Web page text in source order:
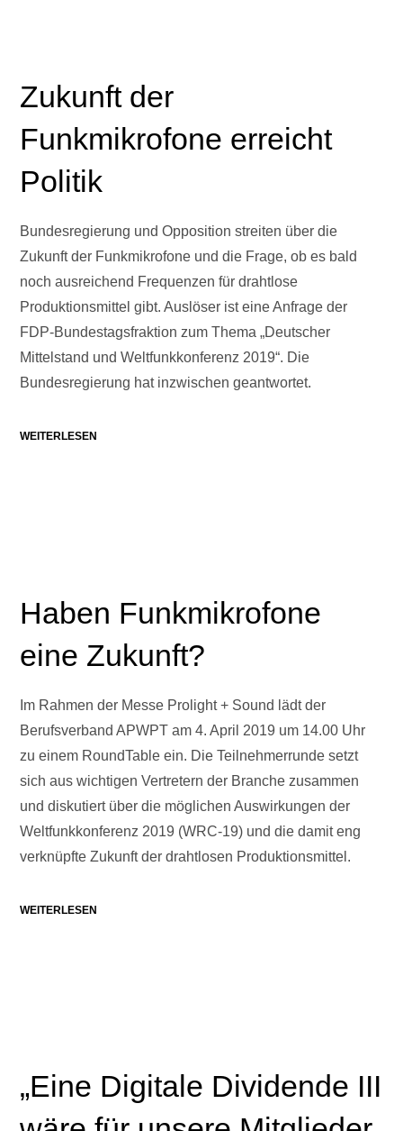
Zukunft der
Funkmikrofone erreicht
Politik
Bundesregierung und Opposition streiten über die
Zukunft der Funkmikrofone und die Frage, ob es bald
noch ausreichend Frequenzen für drahtlose
Produktionsmittel gibt. Auslöser ist eine Anfrage der
FDP-Bundestagsfraktion zum Thema „Deutscher
Mittelstand und Weltfunkkonferenz 2019“. Die
Bundesregierung hat inzwischen geantwortet.
WEITERLESEN
Haben Funkmikrofone
eine Zukunft?
Im Rahmen der Messe Prolight + Sound lädt der
Berufsverband APWPT am 4. April 2019 um 14.00 Uhr
zu einem RoundTable ein. Die Teilnehmerrunde setzt
sich aus wichtigen Vertretern der Branche zusammen
und diskutiert über die möglichen Auswirkungen der
Weltfunkkonferenz 2019 (WRC-19) und die damit eng
verknüpfte Zukunft der drahtlosen Produktionsmittel.
WEITERLESEN
„Eine Digitale Dividende III